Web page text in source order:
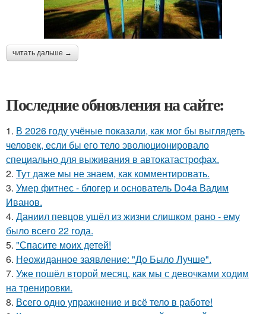
читать дальше →
Последние обновления на сайте:
1. В 2026 году учёные показали, как мог бы выглядеть
человек, если бы его тело эволюционировало
специально для выживания в автокатастpoфах.
2. Тут даже мы не знаем, как комментировать.
3. Умер фитнес - блогер и основатель Do4a Вадим
Иванов.
4. Даниил певцов ушёл из жизни слишком рано - ему
было всего 22 года.
5. "Спасите моих детей!
6. Неожиданное заявление: "До Было Лучше".
7. Уже пошёл второй месяц, как мы с девочками ходим
на тренировки.
8. Всего одно упражнение и всё тело в работе!